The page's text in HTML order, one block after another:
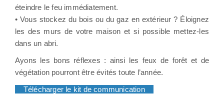
éteindre le feu immédiatement.
• Vous stockez du bois ou du gaz en extérieur ? Éloignez
les des murs de votre maison et si possible mettez-les
dans un abri.
Ayons les bons réflexes : ainsi les feux de forêt et de
végétation pourront être évités toute l’année.
Télécharger le kit de communication